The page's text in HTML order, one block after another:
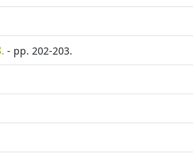
- pp. 202-203.